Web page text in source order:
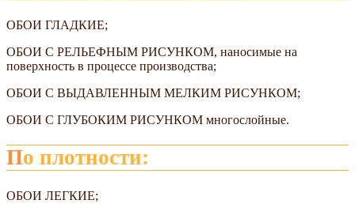
ОБОИ ГЛАДКИЕ;
ОБОИ С РЕЛЬЕФНЫМ РИСУНКОМ, наносимые на
поверхность в процессе производства;
ОБОИ С ВЫДАВЛЕННЫМ МЕЛКИМ РИСУНКОМ;
ОБОИ С ГЛУБОКИМ РИСУНКОМ многослойные.
По плотности:
ОБОИ ЛЕГКИЕ;